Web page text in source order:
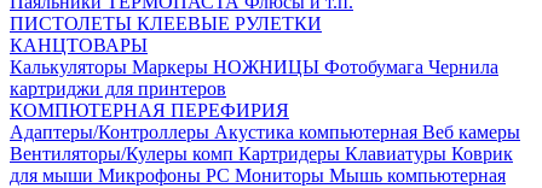
ПИСТОЛЕТЫ КЛЕЕВЫЕ РУЛЕТКИ
КАНЦТОВАРЫ
Калькуляторы Маркеры НОЖНИЦЫ Фотобумага Чернила
картриджи для принтеров
КОМПЮТЕРНАЯ ПЕРЕФИРИЯ
Адаптеры/Контроллеры Акустика компьютерная Веб камеры
Вентиляторы/Кулеры комп Картридеры Клавиатуры Коврик
для мыши Микрофоны PC Мониторы Мышь компьютерная